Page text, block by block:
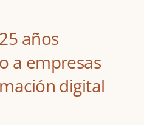
años
a empresas
digital